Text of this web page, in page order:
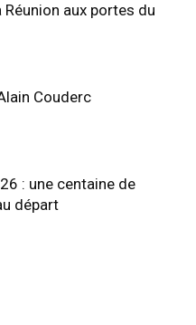
Réunion aux portes du
Couderc
: une centaine de
départ